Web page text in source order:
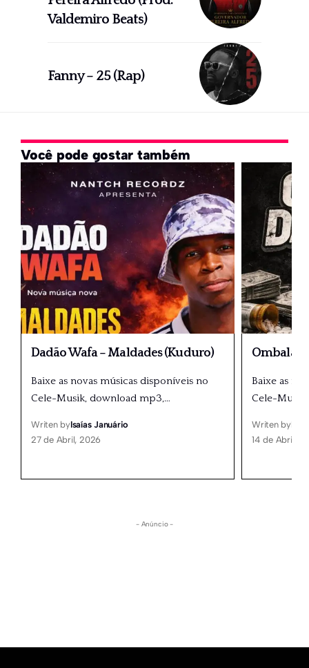
Valdemiro Beats)
Fanny – 25 (Rap)
Você pode gostar também
Dadão Wafa – Maldades (Kuduro)
Baixe as novas músicas disponíveis no
Cele-Musik, download mp3,…
Writen byIsaías Januário
27 de Abril, 2026
Ombala
Baixe as
Cele-
Writen by
14 de Abril,
- Anúncio -